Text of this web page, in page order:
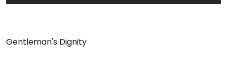
Gentleman's Dignity